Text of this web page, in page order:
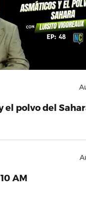
el polvo del
AM